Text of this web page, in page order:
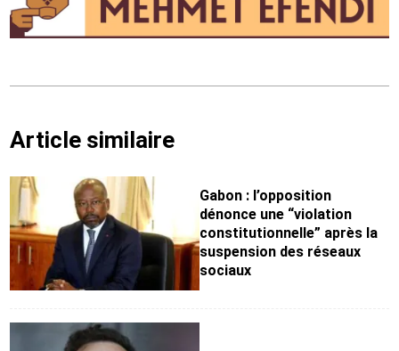
Article similaire
Gabon : l’opposition
dénonce une “violation
constitutionnelle” après la
suspension des réseaux
sociaux